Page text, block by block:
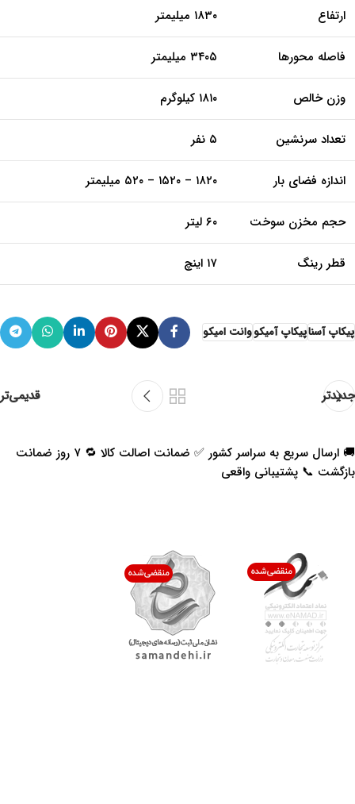
ارتفاع ۱۸۳۰ میلیمتر
فاصله محورها ۳۴۰۵ میلیمتر
وزن خالص ۱۸۱۰ کیلوگرم
تعداد سرنشین ۵ نفر
اندازه فضای بار ۱۸۲۰ – ۱۵۲۰ – ۵۲۰ میلیمتر
حجم مخزن سوخت ۶۰ لیتر
قطر رینگ ۱۷ اینچ
پیکاپ آسناپیکاپ آمیکووانت امیکو
جدیدتر قدیمی‌تر
🚚 ارسال سریع به سراسر کشور ✅ ضمانت اصالت کالا 🔁 ۷ روز ضمانت
بازگشت 📞 پشتیبانی واقعی